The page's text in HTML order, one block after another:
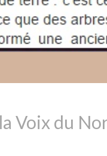
Voix du